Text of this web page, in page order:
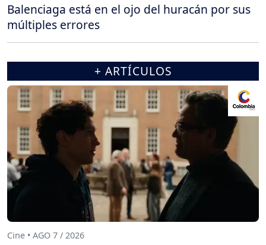
Balenciaga está en el ojo del huracán por sus
múltiples errores
+ ARTÍCULOS
Cine • AGO 7 / 2026